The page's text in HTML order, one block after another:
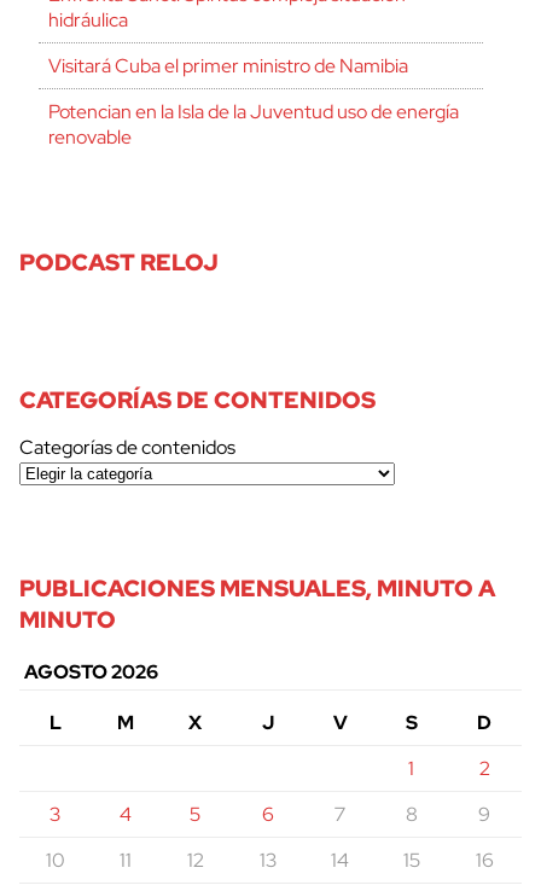
hidráulica
Visitará Cuba el primer ministro de Namibia
Potencian en la Isla de la Juventud uso de energía
renovable
PODCAST RELOJ
CATEGORÍAS DE CONTENIDOS
Categorías de contenidos
PUBLICACIONES MENSUALES, MINUTO A
MINUTO
AGOSTO 2026
L
M X J V S
D
1
2
3
4 5 6 7 8
9
10
11 12 13 14 15
16